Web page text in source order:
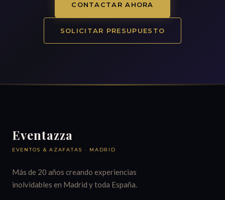
CONTACTAR AHORA
SOLICITAR PRESUPUESTO
Eventazza
EVENTOS & AZAFATAS · MADRID
Más de 20 años creando experiencias
inolvidables en Madrid y toda España.